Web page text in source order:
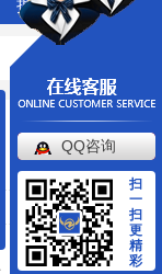
搜索
QQ咨询
扫
一
扫
更
精
彩